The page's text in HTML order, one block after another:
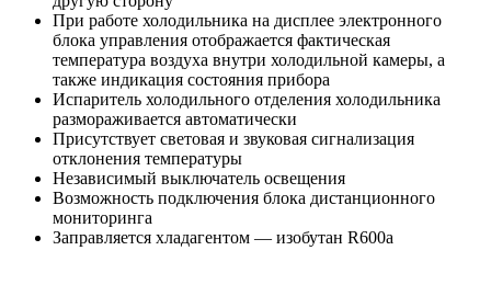
При работе холодильника на дисплее электронного
блока управления отображается фактическая
температура воздуха внутри холодильной камеры, а
также индикация состояния прибора
Испаритель холодильного отделения холодильника
размораживается автоматически
Присутствует световая и звуковая сигнализация
отклонения температуры
Независимый выключатель освещения
Возможность подключения блока дистанционного
мониторинга
Заправляется хладагентом — изобутан R600a